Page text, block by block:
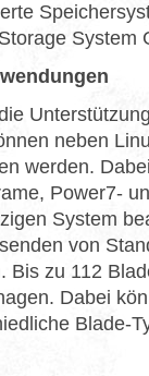
System
neben
werden.
Power7-
System
von
Bis zu 112
Dabei
Blade-